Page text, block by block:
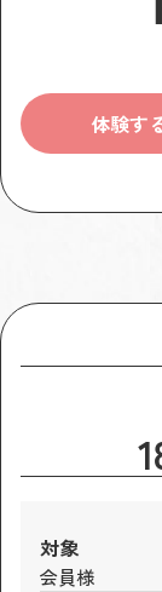
体験す
対象
会員様